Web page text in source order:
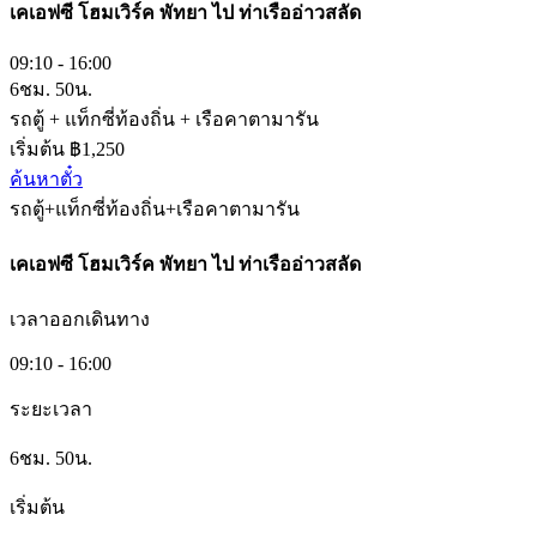
เคเอฟซี โฮมเวิร์ค พัทยาไป ท่าเรืออ่าวสลัด
09:10 - 16:00
6ชม. 50น.
รถตู้ + แท็กซี่ท้องถิ่น + เรือคาตามารัน
เริ่มต้น ฿1,250
ค้นหาตั๋ว
รถตู้+แท็กซี่ท้องถิ่น+เรือคาตามารัน
เคเอฟซี โฮมเวิร์ค พัทยาไป ท่าเรืออ่าวสลัด
เวลาออกเดินทาง
09:10 - 16:00
ระยะเวลา
6ชม. 50น.
เริ่มต้น